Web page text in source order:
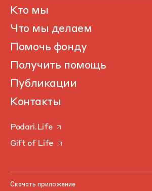
Кто мы
Что мы делаем
Помочь фонду
Получить помощь
Публикации
Контакты
Podari.Life
Gift of Life
Скачать приложение